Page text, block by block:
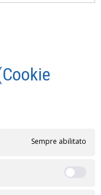
Sempre abilitato